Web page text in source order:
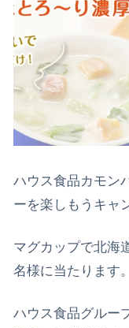
ハウス食品カモン
ーを楽しもうキャ
マグカップで北海
名様に当たります。
ハウス食品グルー